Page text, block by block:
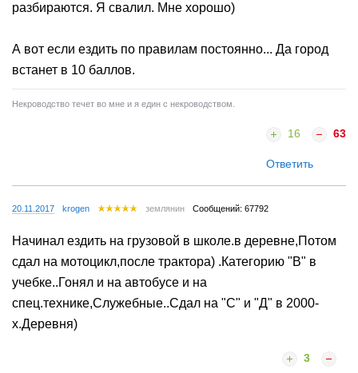
разбираются. Я свалил. Мне хорошо)
А вот если ездить по правилам постоянно... Да город
встанет в 10 баллов.
Некроводство течет во мне и я един с некроводством.
16 63
Ответить
20.11.2017 krogen землянин Сообщений: 67792
Начинал ездить на грузовой в школе.в деревне,Потом
сдал на мотоцикл,после трактора) .Категорию "В" в
учебке..Гонял и на автобусе и на
спец.технике,Служебные..Сдал на "С" и "Д" в 2000-
х.Деревня)
3